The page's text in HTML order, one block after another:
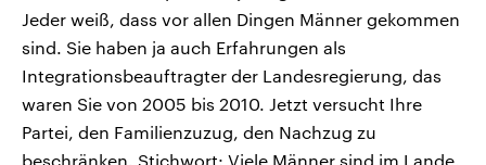
Jeder weiß, dass vor allen Dingen Männer gekommen
sind. Sie haben ja auch Erfahrungen als
Integrationsbeauftragter der Landesregierung, das
waren Sie von 2005 bis 2010. Jetzt versucht Ihre
Partei, den Familienzuzug, den Nachzug zu
beschränken. Stichwort: Viele Männer sind im Lande,